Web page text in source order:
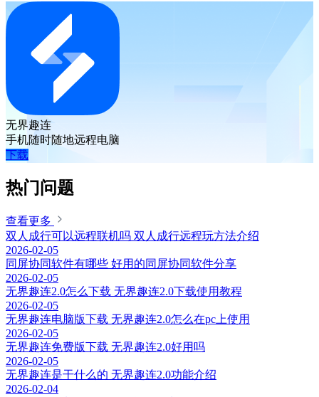
无界趣连
手机随时随地远程电脑
下载
热门问题
查看更多
双人成行可以远程联机吗 双人成行远程玩方法介绍
2026-02-05
同屏协同软件有哪些 好用的同屏协同软件分享
2026-02-05
无界趣连2.0怎么下载 无界趣连2.0下载使用教程
2026-02-05
无界趣连电脑版下载 无界趣连2.0怎么在pc上使用
2026-02-05
无界趣连免费版下载 无界趣连2.0好用吗
2026-02-05
无界趣连是干什么的 无界趣连2.0功能介绍
2026-02-04